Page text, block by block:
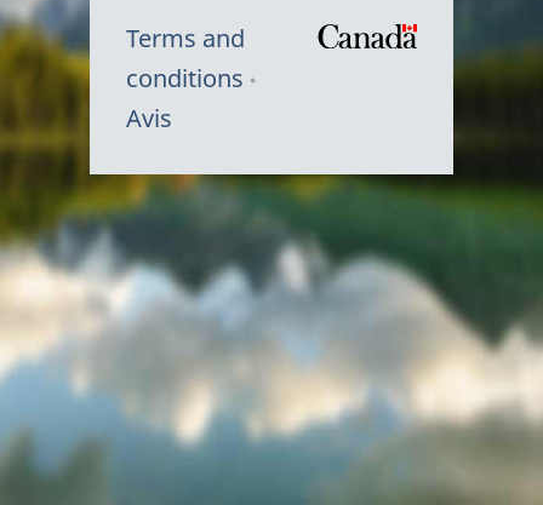
Terms and
conditions
Avis
Symbole
du